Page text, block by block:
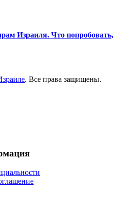
Израиля. Что попробовать,
. Все права защищены.